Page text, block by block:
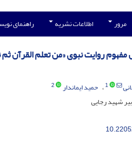
مرور اطلاعات نشریه راهنمای
روایت نبوی «من تعلم القرآن
1 حمید ایماندار
2
شهید رجایی